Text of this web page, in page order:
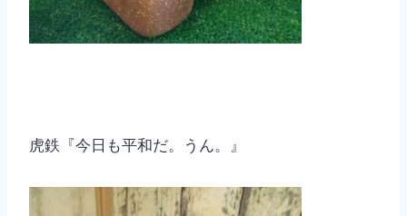
虎鉄『今日も平和だ。うん。』